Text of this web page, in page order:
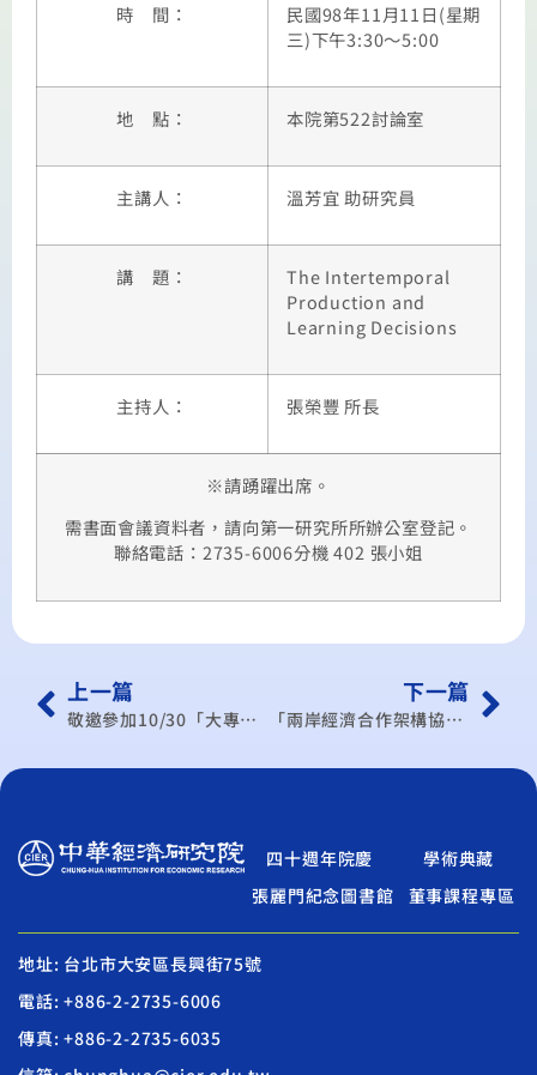
時 間：
民國98年11月11日(星期
三)下午3:30～5:00
地 點： 本院第522討論室
主講人： 溫芳宜 助研究員
講 題：
The Intertemporal
Production and
Learning Decisions
主持人： 張榮豐 所長
※請踴躍出席。
需書面會議資料者，請向第一研究所所辦公室登記。
聯絡電話：2735-6006分機 402 張小姐
上一篇
敬邀參加10/30「大專學生國際經貿政策論文比賽 – 論文發表會暨頒獎典禮」
下一篇
「兩岸經濟合作架構協議」（ECFA）對流通服務產業影響之溝通宣導說明會
四十週年院慶
學術典藏
張麗門紀念圖書館
董事課程專區
地址: 台北市大安區長興街75號
電話: +886-2-2735-6006
傳真: +886-2-2735-6035